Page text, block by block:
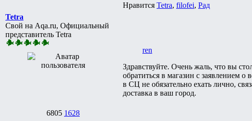
Нравится Tetra, filofei, Рад
Tetra
Свой на Aqa.ru, Официальный
представитель Tetra
6805 1628
ren
Здравствуйте. Очень жаль, что вы
обратиться в магазин с заявлением
в СЦ не обязательно ехать лично,
доставка в ваш город.